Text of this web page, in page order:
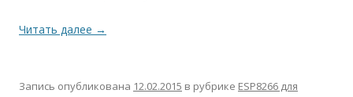
Читать далее →
Запись опубликована 12.02.2015 в рубрике ESP8266 для